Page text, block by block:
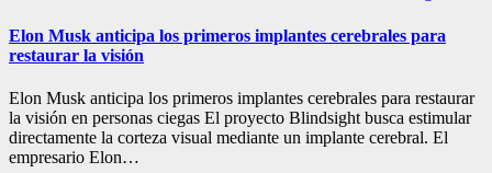
Elon Musk anticipa los primeros implantes cerebrales para
restaurar la visión
Elon Musk anticipa los primeros implantes cerebrales para restaurar
la visión en personas ciegas El proyecto Blindsight busca estimular
directamente la corteza visual mediante un implante cerebral. El
empresario Elon…